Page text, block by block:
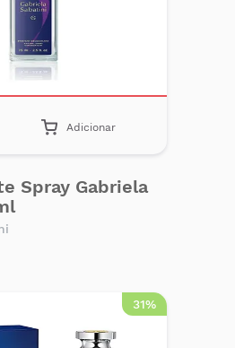
Adicionar
Spray Gabriela
31%